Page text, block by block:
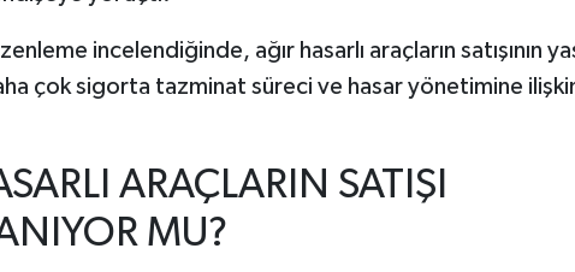
incelendiğinde, ağır hasarlı araçların satışının
çok sigorta tazminat süreci ve hasar yönetimine
ARAÇLARIN SATIŞI
MU?